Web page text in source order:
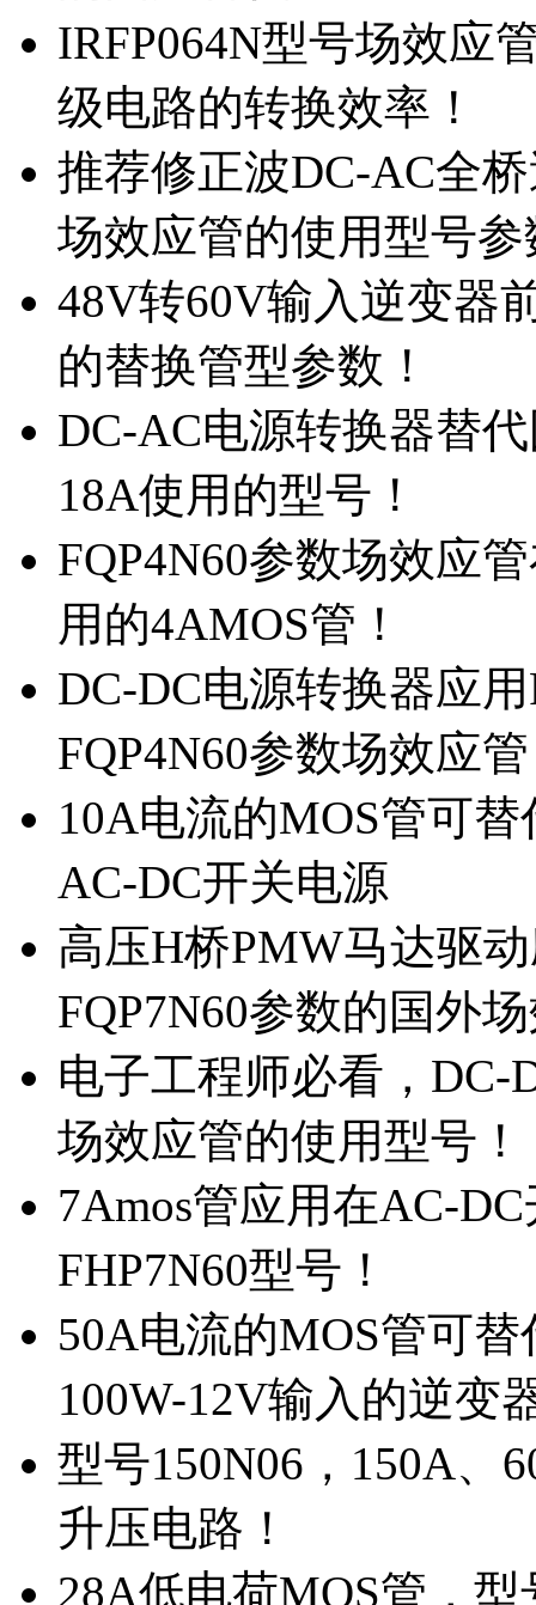
IRFP064N型号场效应
级电路的转换效率！
推荐修正波DC-AC全
场效应管的使用型号参
48V转60V输入逆变器
的替换管型参数！
DC-AC电源转换器替
18A使用的型号！
FQP4N60参数场效应
用的4AMOS管！
DC-DC电源转换器应
FQP4N60参数场效应
10A电流的MOS管可
AC-DC开关电源
高压H桥PMW马达驱
FQP7N60参数的国外
电子工程师必看，DC-
场效应管的使用型号！
7Amos管应用在AC-
FHP7N60型号！
50A电流的MOS管可
100W-12V输入的逆变
型号150N06，150A、
升压电路！
28A低电荷MOS管，